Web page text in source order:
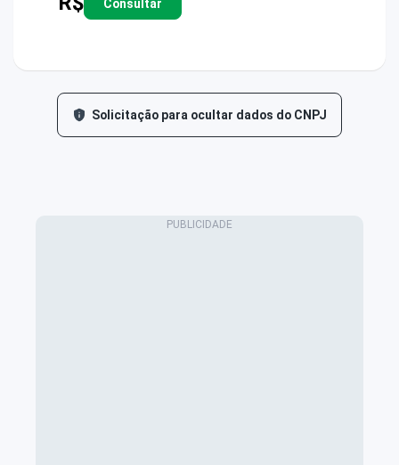
Consultar
Solicitação para ocultar dados do CNPJ